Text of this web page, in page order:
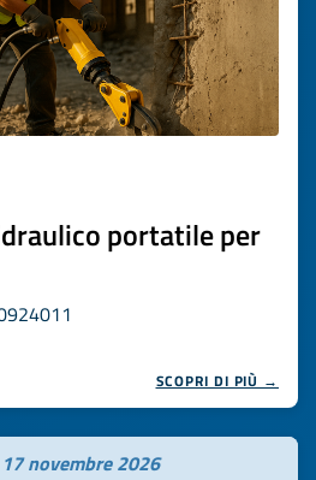
portatile per
SCOPRI DI PIÙ →
17 novembre 2026